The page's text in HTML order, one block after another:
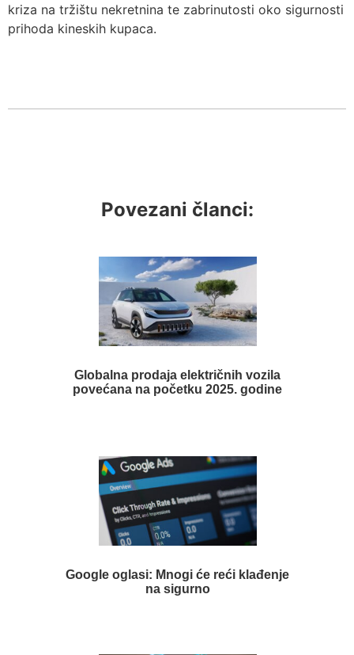
kriza na tržištu nekretnina te zabrinutosti oko sigurnosti
prihoda kineskih kupaca.
Povezani članci:
Globalna prodaja električnih vozila
povećana na početku 2025. godine
Google oglasi: Mnogi će reći klađenje
na sigurno